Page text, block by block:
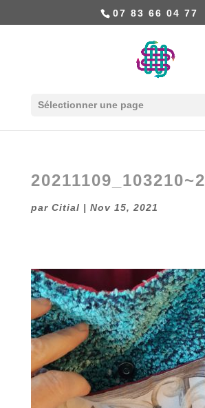
07 83 66 04 77
Sélectionner une page
20211109_103210~2
par Citial | Nov 15, 2021